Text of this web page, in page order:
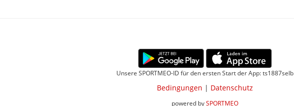
Unsere SPORTMEO-ID für den ersten Start der App: ts1887selb
Bedingungen | Datenschutz
powered bySPORTMEO